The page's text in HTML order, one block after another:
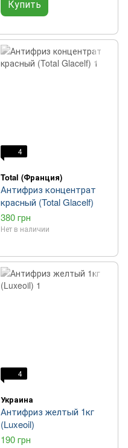
Купить
4
Total (Франция)
Антифриз концентрат
красный (Total Glacelf)
380 грн
Нет в наличии
4
Украина
Антифриз желтый 1кг
(Luxeoil)
190 грн